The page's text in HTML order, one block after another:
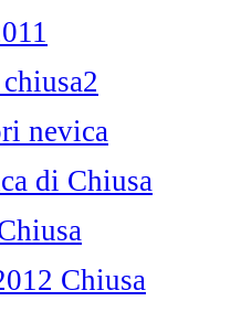
nevica
di Chiusa
Chiusa